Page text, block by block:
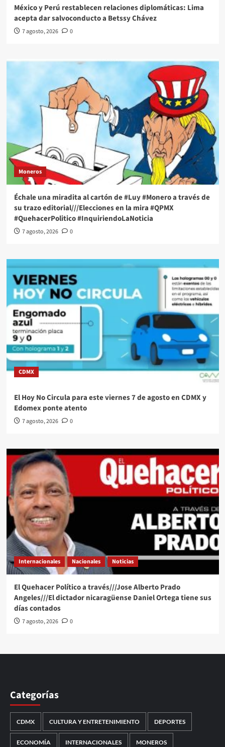
México y Perú restablecen relaciones diplomáticas: Lima
acepta dar salvoconducto a Betssy Chávez
7 agosto, 2026 0
Moneros
Échale una miradita al cartón de #Luy #Monero a través de
su trazo editorial///Elecciones en la mira #QPMX
#QuehacerPolitico #InquiriendoLaNoticia
7 agosto, 2026 0
CDMX
El Hoy No Circula para este viernes 7 de agosto en CDMX y
Edomex ponte atento
7 agosto, 2026 0
Internacionales Nacionales Noticias
El Quehacer Político a través///Jose Alberto Prado
Angeles///El dictador nicaragüense Daniel Ortega tiene sus
días contados
7 agosto, 2026 0
Categorías
CDMX CULTURA Y ENTRETENIMIENTO DEPORTES
ECONOMÍA INTERNACIONALES MONEROS